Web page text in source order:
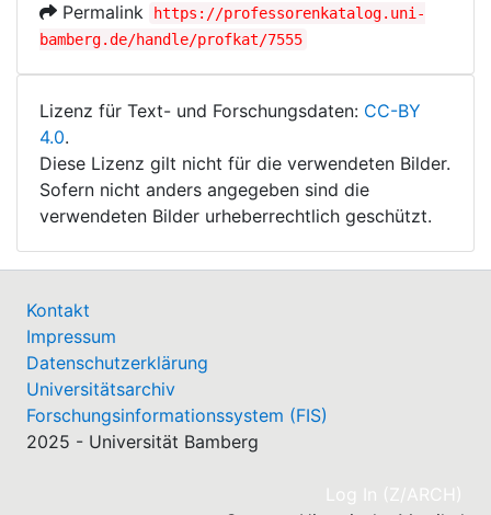
Permalink
https://professorenkatalog.uni-
bamberg.de/handle/profkat/7555
Lizenz für Text- und Forschungsdaten: CC-BY
4.0.
Diese Lizenz gilt nicht für die verwendeten Bilder.
Sofern nicht anders angegeben sind die
verwendeten Bilder urheberrechtlich geschützt.
Kontakt
Impressum
Datenschutzerklärung
Universitätsarchiv
Forschungsinformationssystem (FIS)
2025 - Universität Bamberg
Log In (Z/ARCH)